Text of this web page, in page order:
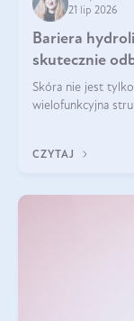
21 lip 2026
Bariera
skutecznie
Skóra nie jest
wielofunkcyjna
bariera
CZYTAJ